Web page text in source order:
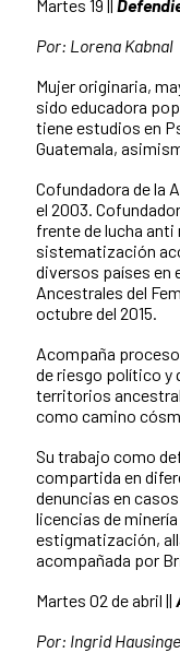
Martes 19 ||
Por: Lorena Kabnal
Mujer originaria,
sido educadora
tiene estudios en
Guatemala,
Cofundadora de la
el 2003.
frente de lucha
sistematización
diversos países en
Ancestrales del
octubre del 2015.
Acompaña
de riesgo político y
territorios
como camino
Su trabajo como
compartida en
denuncias en
licencias de
estigmatización,
acompañada por
Martes 02 de abril ||
Por: Ingrid